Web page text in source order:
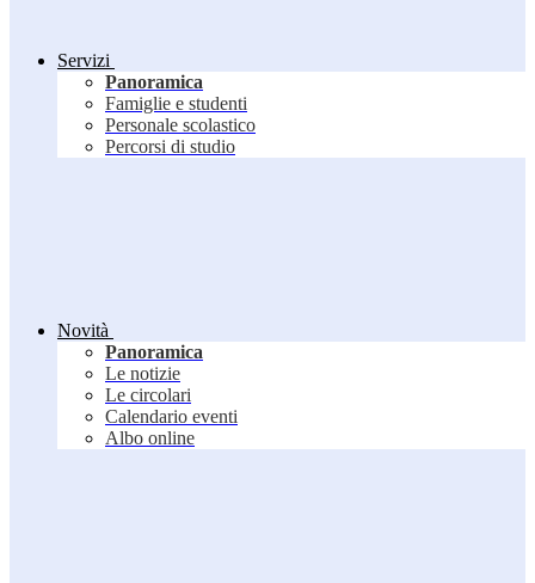
Servizi
Panoramica
Famiglie e studenti
Personale scolastico
Percorsi di studio
Novità
Panoramica
Le notizie
Le circolari
Calendario eventi
Albo online